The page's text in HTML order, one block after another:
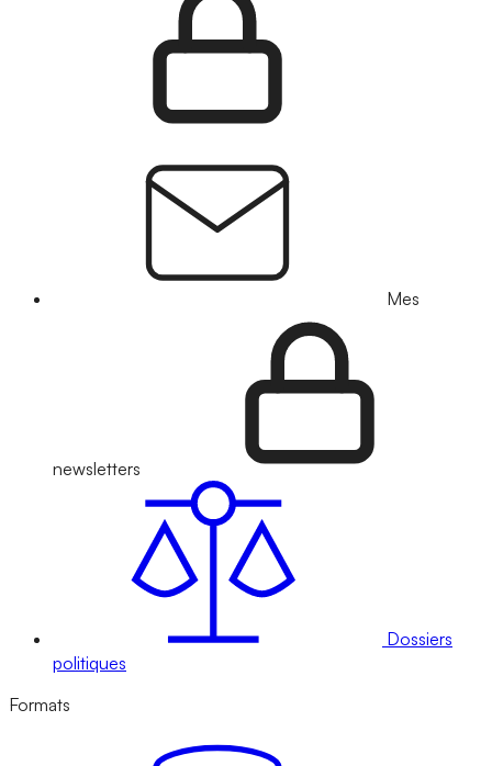
Mes
newsletters
Dossiers
politiques
Formats